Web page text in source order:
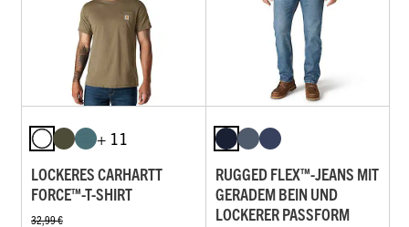
+ 11
LOCKERES CARHARTT
FORCE™-T-SHIRT
32,99 €
RUGGED FLEX™-JEANS MIT
GERADEM BEIN UND
LOCKERER PASSFORM